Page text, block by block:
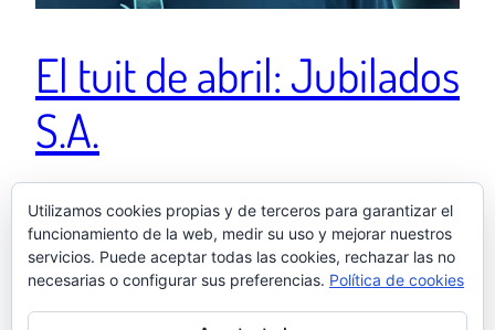
El tuit de abril: Jubilados
S.A.
El tuit de septiembre:…Y de repente, el otoño. No se
puede tener más prisa en abandonar el verano. Casi ni
si quiera la vacía antes de tirarla
Utilizamos cookies propias y de terceros para garantizar el
funcionamiento de la web, medir su uso y mejorar nuestros
servicios. Puede aceptar todas las cookies, rechazar las no
necesarias o configurar sus preferencias. Política de cookies